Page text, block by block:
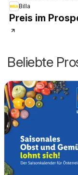
Billa
Preis im
Beliebte